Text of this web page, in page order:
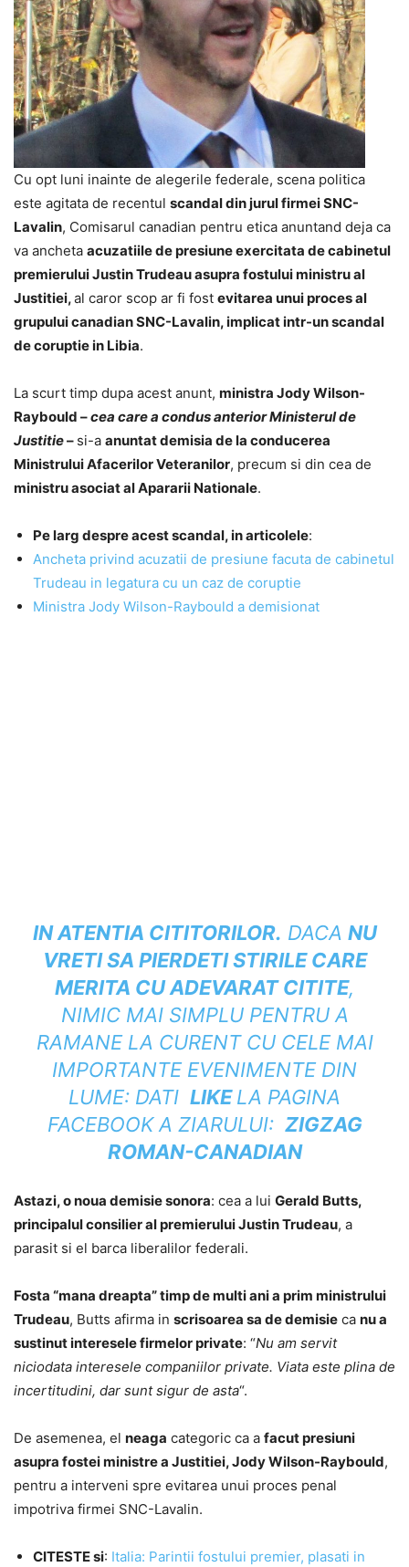
Cu opt luni inainte de alegerile federale, scena politica
este agitata de recentul scandal din jurul firmei SNC-
Lavalin, Comisarul canadian pentru etica anuntand deja ca
va ancheta acuzatiile de presiune exercitata de cabinetul
premierului Justin Trudeau asupra fostului ministru al
Justitiei,al caror scop ar fi fost evitarea unui proces al
grupului canadian SNC-Lavalin, implicat intr-un scandal
de coruptie in Libia.
La scurt timp dupa acest anunt, ministra Jody Wilson-
Raybould –cea care a condus anterior Ministerul de
Justitie– si-a anuntatdemisia de la conducerea
Ministrului Afacerilor Veteranilor, precum si din cea de
ministru asociat al Apararii Nationale.
Pe larg despre acest scandal, in articolele:
Ancheta privind acuzatii de presiune facuta de cabinetul
Trudeau in legatura cu un caz de coruptie
Ministra Jody Wilson-Raybould a demisionat
IN ATENTIA CITITORILOR. DACA NU
VRETI SA PIERDETISTIRILE CARE
MERITA CU ADEVARAT CITITE,
NIMIC MAI SIMPLU PENTRU A
RAMANE LA CURENT CU CELE MAI
IMPORTANTE EVENIMENTE DIN
LUME: DATI LIKELA PAGINA
FACEBOOK A ZIARULUI: ZIGZAG
ROMAN-CANADIAN
Astazi, o noua demisie sonora: cea a lui Gerald Butts,
principalul consilier al premierului Justin Trudeau, a
parasit si el barca liberalilor federali.
Fosta “mana dreapta” timp de multi ani a prim ministrului
Trudeau, Butts afirma in scrisoarea sa de demisie ca nu a
sustinut interesele firmelor private: “Nu am servit
niciodata interesele companiilor private. Viata este plina de
incertitudini, dar sunt sigur de asta“.
De asemenea, el neaga categoric ca a facut presiuni
asupra fostei ministre a Justitiei, Jody Wilson-Raybould,
pentru a interveni spre evitarea unui proces penal
impotriva firmei SNC-Lavalin.
CITESTE si: Italia: Parintii fostului premier, plasati in